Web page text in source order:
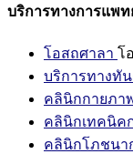
บริการทางการแพท
โอสถศาลา โ
บริการทางทั
คลินิกกายภา
คลินิกเทคนิค
คลินิกโภชนา